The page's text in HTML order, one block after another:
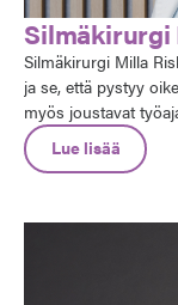
Silmäkirurgi
Silmäkirurgi Milla
ja se, että pystyy
myös joustavat
sekä hyvät
Silmäaseman
Lue lisää